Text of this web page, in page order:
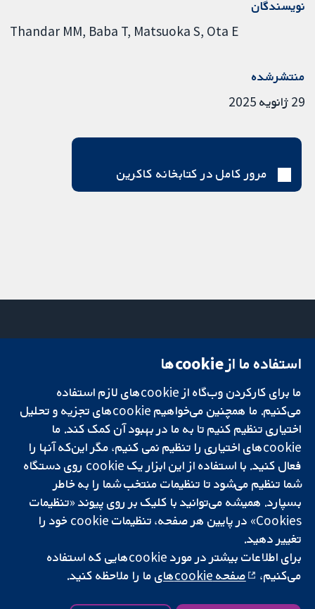
نویسندگان
Thandar MM Baba T Matsuoka S Ota E
منتشرشده
29 ژانویه 2025
مرور کامل در کتابخانه کاکرین
تحقیقات قابل
اعتماد.
تصمیم‌گیری آگاهانه.
سلامت بهتر.
میدان کاوندیش
لندن
W1G 0AN
بریتانیا
دفتر رسانه‌ای
درباره ما
فرصت‌های
شغلی
Cochrane
Library
شبکه همکاری کاکرین، یک مؤسسه خیریه (شماره 1045921) و یک شرکت با
و ولز است. شماره ثبت مالیات بر ارزش افزوده: GB 718 2127 49.
کپی‌رایت © ۲۰۲۵ همکاری کاکرین
استفاده ما از cookie‌ها
ما برای کارکردن وب‌گاه از cookie‌های لازم استفاده
می‌کنیم. ما همچنین می‌خواهیم cookie‌های تجزیه و تحلیل
اختیاری تنظیم کنیم تا به ما در بهبود آن کمک کند. ما
cookie‌های اختیاری را تنظیم نمی کنیم، مگر این‌که آنها را
فعال کنید. با استفاده از این ابزار یک cookie‌ روی دستگاه
شما تنظیم می‌شود تا تنظیمات منتخب شما را به خاطر
بسپارد. همیشه می‌توانید با کلیک بر روی پیوند «تنظیمات
Cookies» در پایین هر صفحه، تنظیمات cookie‌ خود را
تغییر دهید.
برای اطلاعات بیشتر در مورد cookie‌هایی که استفاده
می‌کنیم،
صفحه cookie‌های ما را ملاحظه کنید.